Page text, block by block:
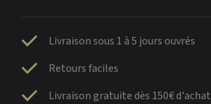
Livraison sous 1 à 5 jours ouvrés
Retours faciles
Livraison gratuite dès 150€ d'achat